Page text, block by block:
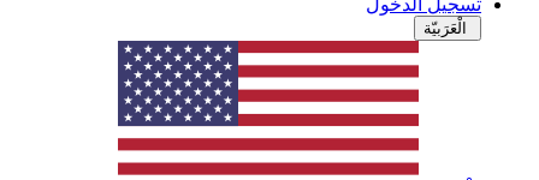
الْعَرَبيّة